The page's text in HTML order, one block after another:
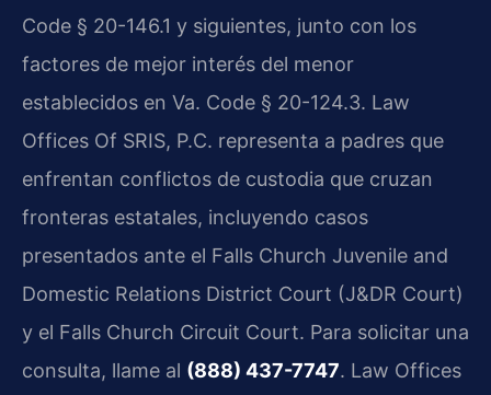
Code § 20-146.1 y siguientes, junto con los
factores de mejor interés del menor
establecidos en Va. Code § 20-124.3. Law
Offices Of SRIS, P.C. representa a padres que
enfrentan conflictos de custodia que cruzan
fronteras estatales, incluyendo casos
presentados ante el Falls Church Juvenile and
Domestic Relations District Court (J&DR Court)
y el Falls Church Circuit Court. Para solicitar una
consulta, llame al (888) 437-7747. Law Offices